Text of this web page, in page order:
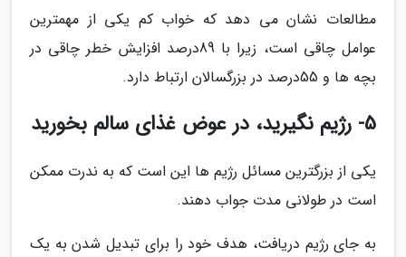
مطالعات نشان می دهد که خواب کم یکی از مهمترین
عوامل چاقی است، زیرا با 89درصد افزایش خطر چاقی در
بچه ها و 55درصد در بزرگسالان ارتباط دارد.
5- رژیم نگیرید، در عوض غذای سالم بخورید
یکی از بزرگترین مسائل رژیم ها این است که به ندرت ممکن
است در طولانی مدت جواب دهند.
به جای رژیم دریافت، هدف خود را برای تبدیل شدن به یک